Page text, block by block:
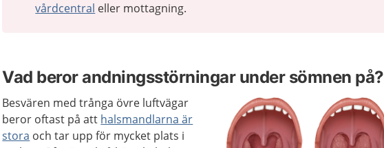
vårdcentral eller mottagning.
Vad beror andningsstörningar under sömnen på?
Besvären med trånga övre luftvägar
beror oftast på att halsmandlarna är
stora och tar upp för mycket plats i